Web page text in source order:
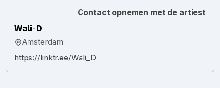
Contact opnemen met de artiest
Wali-D
Amsterdam
https://linktr.ee/Wali_D